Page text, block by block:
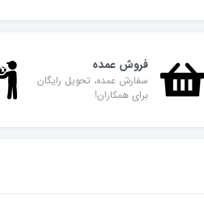
فروش عمده
سفارش عمده، تحویل رایگان
برای همکاران!